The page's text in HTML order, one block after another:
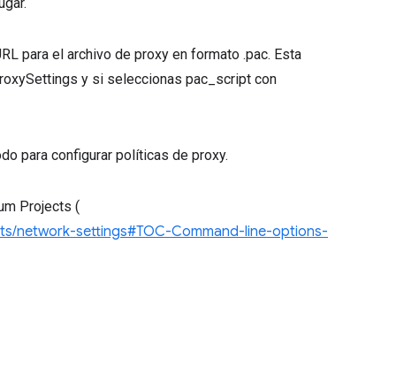
para el archivo de proxy en formato .pac. Esta
y si seleccionas pac_script con
para configurar políticas de proxy.
Projects (
network-settings#TOC-Command-line-options-